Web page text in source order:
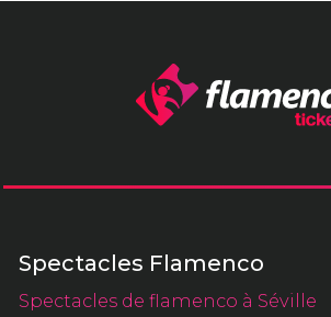
Spectacles Flamenco
Spectacles de flamenco à Séville